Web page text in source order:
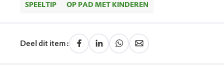
SPEELTIP OP PAD MET KINDEREN
Deel dit item: